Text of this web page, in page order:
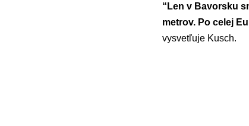
“Len v Bavorsku
metrov. Po celej
vysvetľuje Kusch.